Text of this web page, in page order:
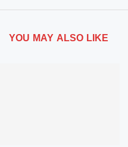
YOU MAY ALSO LIKE